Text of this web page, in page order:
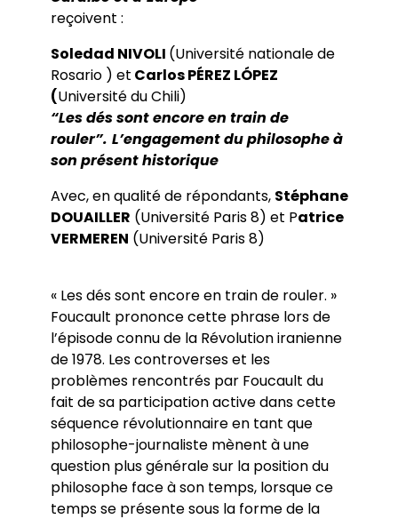
reçoivent :
Soledad NIVOLI (Université nationale de
Rosario ) et Carlos PÉREZ LÓPEZ
(Université du Chili)
“Les dés sont encore en train de
rouler”. L’engagement du philosophe à
son présent historique
Avec, en qualité de répondants, Stéphane
DOUAILLER (Université Paris 8) et Patrice
VERMEREN (Université Paris 8)
« Les dés sont encore en train de rouler. »
Foucault prononce cette phrase lors de
l’épisode connu de la Révolution iranienne
de 1978. Les controverses et les
problèmes rencontrés par Foucault du
fait de sa participation active dans cette
séquence révolutionnaire en tant que
philosophe-journaliste mènent à une
question plus générale sur la position du
philosophe face à son temps, lorsque ce
temps se présente sous la forme de la